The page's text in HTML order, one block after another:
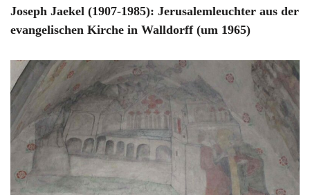
Joseph Jaekel (1907-1985): Jerusalemleuchter aus der
evangelischen Kirche in Walldorff (um 1965)